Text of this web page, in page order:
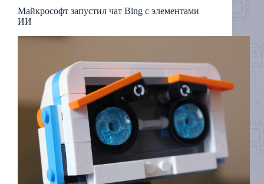
Майкрософт запустил чат Bing с элементами
ИИ